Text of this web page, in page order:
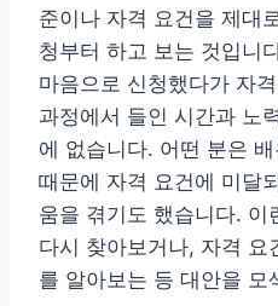
준이나 자격 요건을 제대
청부터 하고 보는 것입니
마음으로 신청했다가 자
과정에서 들인 시간과 노
에 없습니다. 어떤 분은
때문에 자격 요건에 미달
움을 겪기도 했습니다. 이
다시 찾아보거나, 자격 요
를 알아보는 등 대안을 모